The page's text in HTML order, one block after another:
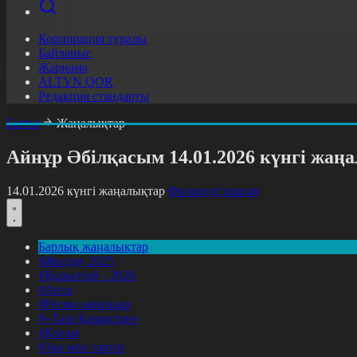
Корпорация туралы
Байланыс
Жарнама
ALTYN QOR
Редакция стандарты
Басты
Жаңалықтар
Айнұр Әбілқасым 14.01.2026 күнгі
14.01.2026 күнгі жаңалықтар Фильтрді тазалау
Барлық жаңалықтар
#Жолдау 2025
#Құрылтай - 2026
#Апта
#Ресми оқиғалар
#«Таза Қазақстан»
#Қоғам
#Заң мен тәртіп